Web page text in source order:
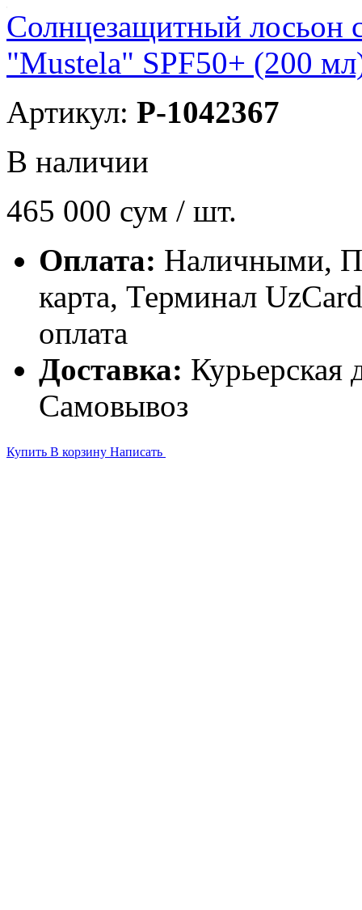
Солнцезащитный лосьон
"Mustela" SPF50+ (200
Артикул: P-1042367
В наличии
465 000 сум / шт.
Оплата: Наличными,
карта, Терминал
оплата
Доставка: Курьерская
Самовывоз
Купить В корзину Написать